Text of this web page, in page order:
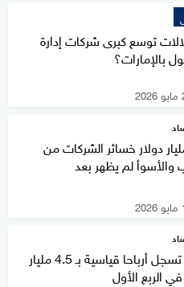
توسع كبرى شركات إدارة
بالإمارات؟
مليار دولار خسائر الشركات من
والأسوأ لم يظهر بعد
أليانز تسجل أرباحا قياسية بـ 4.5 مليار
الربع الأول